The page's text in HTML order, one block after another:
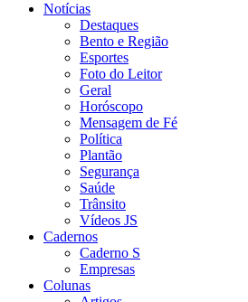
Notícias
Destaques
Bento e Região
Esportes
Foto do Leitor
Geral
Horóscopo
Mensagem de Fé
Política
Plantão
Segurança
Saúde
Trânsito
Vídeos JS
Cadernos
Caderno S
Empresas
Colunas